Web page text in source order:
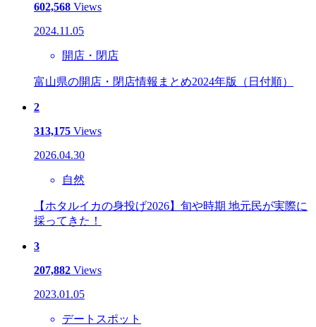
602,568 Views
2024.11.05
開店・閉店
富山県の開店・閉店情報まとめ2024年版（日付順）
2
313,175 Views
2026.04.30
自然
【ホタルイカの身投げ2026】旬や時期 地元民が実際に
採ってきた！
3
207,882 Views
2023.01.05
デートスポット